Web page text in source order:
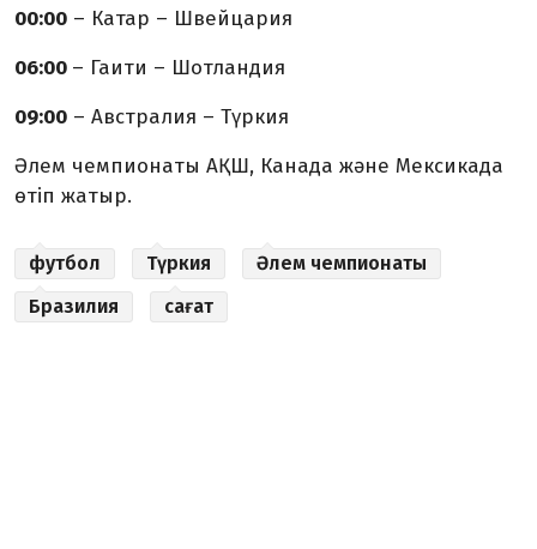
00:00 – Катар – Швейцария
06:00 – Гаити – Шотландия
09:00 – Австралия – Түркия
Әлем чемпионаты АҚШ, Канада және Мексикада
өтіп жатыр.
футбол Түркия
Әлем чемпионаты
Бразилия
сағат